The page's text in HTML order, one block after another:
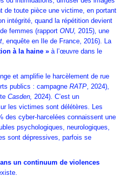
de toute pièce une victime, en portant
intégrité, quand la répétition devient
femmes (rapport ONU, 2015), une
, enquête en Ile de France, 2016). La
à la haine » à l’œuvre dans le
et amplifie le harcèlement de rue
publics : campagne RATP, 2024),
Casden, 2024). C’est un
les victimes sont délétères. Les
des cyber-harcelées connaissent une
psychologiques, neurologiques,
sont dépressives, parfois se
un continuum de violences